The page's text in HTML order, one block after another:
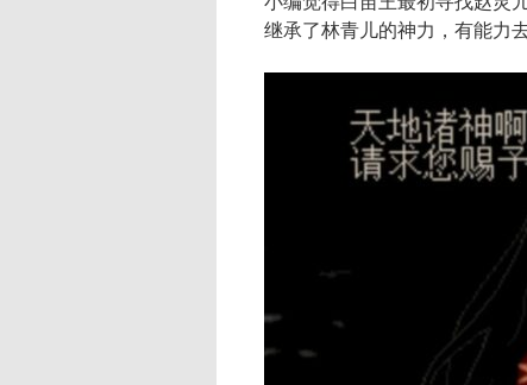
继承了林青儿的神力，有能力